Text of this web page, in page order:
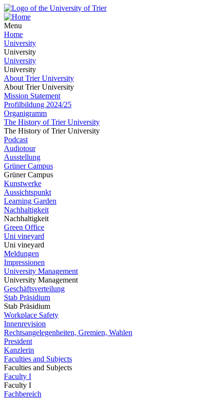
Menu
Home
University
University
University
University
About Trier University
About Trier University
Mission Statement
Profilbildung 2024/25
Organigramm
The History of Trier University
The History of Trier University
Podcast
Audiotour
Ausstellung
Grüner Campus
Grüner Campus
Kunstwerke
Aussichtspunkt
Learning Garden
Nachhaltigkeit
Nachhaltigkeit
Green Office
Uni vineyard
Uni vineyard
Meldungen
Impressionen
University Management
University Management
Geschäftsverteilung
Stab Präsidium
Stab Präsidium
Workplace Safety
Innenrevision
Rechtsangelegenheiten, Gremien, Wahlen
President
Kanzlerin
Faculties and Subjects
Faculties and Subjects
Faculty I
Faculty I
Fachbereich